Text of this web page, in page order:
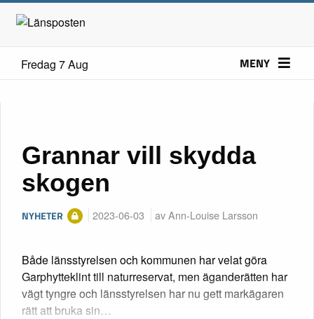
Fredag 7 Aug MENY
Grannar vill skydda
skogen
NYHETER 2023-06-03 av Ann-Louise Larsson
Både länsstyrelsen och kommunen har velat göra
Garphytteklint till naturreservat, men äganderätten har
vägt tyngre och länsstyrelsen har nu gett markägaren
rätt att bruka sin…